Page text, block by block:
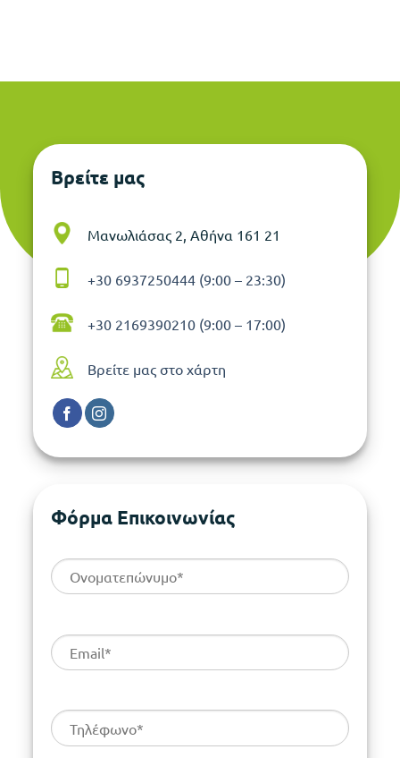
Βρείτε μας
Μανωλιάσας 2, Αθήνα 161 21
+30 6937250444 (9:00 – 23:30)
+30 2169390210 (9:00 – 17:00)
Βρείτε μας στο χάρτη
Φόρμα Επικοινωνίας